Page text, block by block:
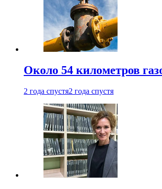
Около 54 километров
2 года спустя2 года спустя